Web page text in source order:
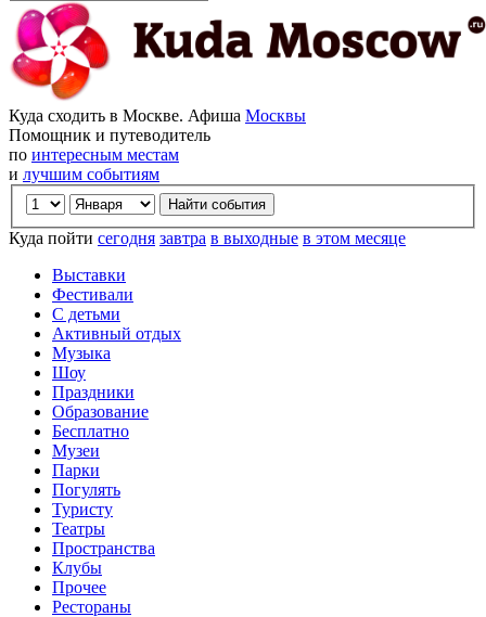
Куда сходить в Москве. Афиша Москвы
Помощник и путеводитель
по интересным местам
и лучшим событиям
Куда пойти сегодня завтра в выходные в этом месяце
Выставки
Фестивали
С детьми
Активный отдых
Музыка
Шоу
Праздники
Образование
Бесплатно
Музеи
Парки
Погулять
Туристу
Театры
Пространства
Клубы
Прочее
Рестораны